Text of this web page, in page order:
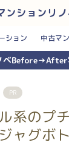
ンションリ
ション 中古マ
ベBefore→After
PR
系のプ
ャグボ